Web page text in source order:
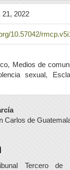
21, 2022
10.57042/
Medios de
sexual,
Carlos de
Tercero de